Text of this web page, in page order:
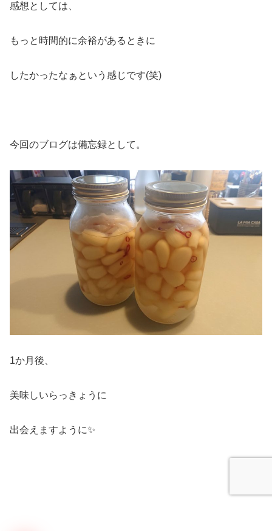
感想としては、
もっと時間的に余裕があるときに
したかったなぁという感じです(笑)
今回のブログは備忘録として。
1か月後、
美味しいらっきょうに
出会えますように✨